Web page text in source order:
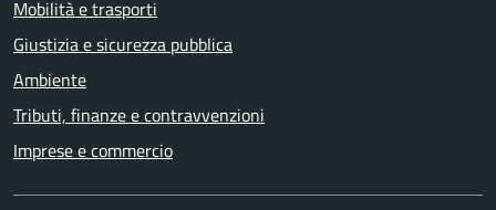
Mobilità e trasporti
Giustizia e sicurezza pubblica
Ambiente
Tributi, finanze e contravvenzioni
Imprese e commercio